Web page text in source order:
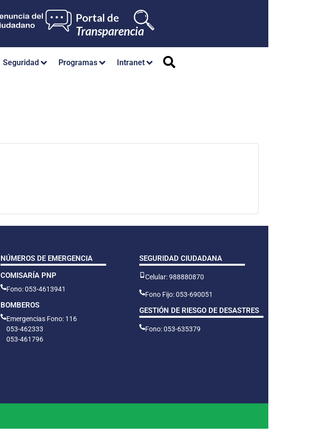
Seguridad Programas Intranet
NÚMEROS DE EMERGENCIA
COMISARÍA PNP
Fono: 053-4613941
BOMBEROS
Emergencias Fono: 116
053-462333
053-461796
SEGURIDAD CIUDADANA
Celular: 988880870
Fono Fijo: 053-690051
GESTIÓN DE RIESGO DE DESASTRES
Fono: 053-635379